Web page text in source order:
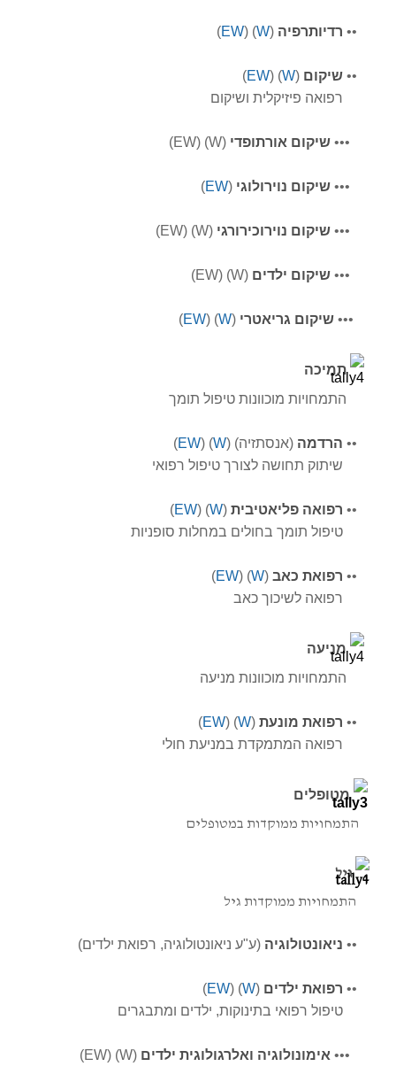
•
• רדיותרפיה (
W
) (
EW
)
•
• שיקום (
W
) (
EW
)
רפואה פיזיקלית ושיקום
•
•
• שיקום אורתופדי (W) (EW)
•
•
• שיקום נוירולוגי (
EW
)
•
•
• שיקום נוירוכירורגי (W) (EW)
•
•
• שיקום ילדים (W) (EW)
•
•
• שיקום גריאטרי (
W
) (
EW
)
תמיכה
התמחויות מוכוונות טיפול תומך
•
• הרדמה (אנסתזיה) (W
) (
EW
)
שיתוק תחושה לצורך טיפול רפואי
•
• רפואה פליאטיבית (
W
) (
EW
)
טיפול תומך בחולים במחלות סופניות
•
• רפואת כאב (
W
) (
EW
)
רפואה לשיכוך כאב
מניעה
התמחויות מוכוונות מניעה
•
• רפואת מונעת (
W
) (
EW
)
רפואה המתמקדת במניעת חולי
מטופלים
התמחויות ממוקדות במטופלים
גיל
התמחויות ממוקדות גיל
•
• ניאונטולוגיה (ע"ע ניאונטולוגיה, רפואת ילדים)
•
• רפואת ילדים (
W
) (
EW
)
טיפול רפואי בתינוקות, ילדים ומתבגרים
•
•
• אימונולוגיה ואלרגולוגית ילדים (W) (EW)